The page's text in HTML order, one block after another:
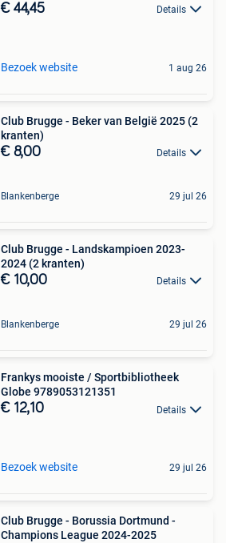
€ 44,45 Details
Bezoek website 1 aug 26
Club Brugge - Beker van België 2025 (2
kranten)
€ 8,00 Details
Blankenberge 29 jul 26
Club Brugge - Landskampioen 2023-
2024 (2 kranten)
€ 10,00 Details
Blankenberge 29 jul 26
Frankys mooiste / Sportbibliotheek
Globe 9789053121351
€ 12,10 Details
Bezoek website 29 jul 26
Club Brugge - Borussia Dortmund -
Champions League 2024-2025